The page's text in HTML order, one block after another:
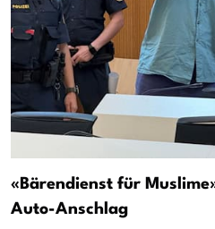
«Bärendienst für
Auto-Anschlag